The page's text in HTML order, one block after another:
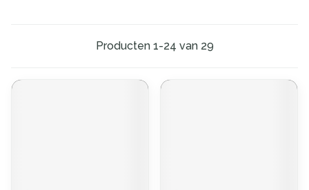
Producten 1-24 van 29